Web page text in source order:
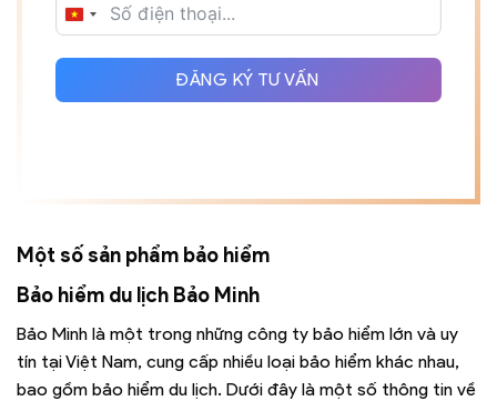
VIETNAM
ĐĂNG KÝ TƯ VẤN
Một số sản phẩm bảo hiểm
Bảo hiểm du lịch Bảo Minh
Bảo Minh là một trong những công ty bảo hiểm lớn và uy
tín tại Việt Nam, cung cấp nhiều loại bảo hiểm khác nhau,
bao gồm bảo hiểm du lịch. Dưới đây là một số thông tin về